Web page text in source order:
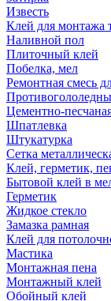
Известь
Клей для монтажа
Наливной пол
Плиточный клей
Побелка, мел
Ремонтная смесь
Цементно-
Шпатлевка
Штукатурка
Сетка
Клей, герметик,
Бытовой клей в
Герметик
Жидкое стекло
Замазка рамная
Клей для
Мастика
Монтажная пена
Монтажный клей
Обойный клей